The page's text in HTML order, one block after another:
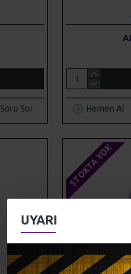
UYARI
Soru Sor Hemen Al
STOKTA YOK